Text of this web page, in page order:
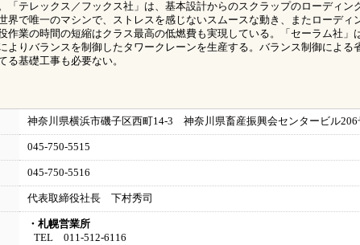
「テレックス／フックス社」は、基本設計からのスクラップのローディン
界で唯一のマシンで、ストレスを感じないスムースな動き、またローディ
作業の時間の短縮はクラス最高の低燃費も実現している。「セーラム社」
よりバランスを制御したタワークレーンを生産する。バランス制御による
る基礎工事も必要ない。
神奈川県横浜市磯子区西町14-3 神奈川県畜産振興会センタービル206
045-750-5515
045-750-5516
代表取締役社長 下村秀司
・札幌営業所
TEL 011-512-6116